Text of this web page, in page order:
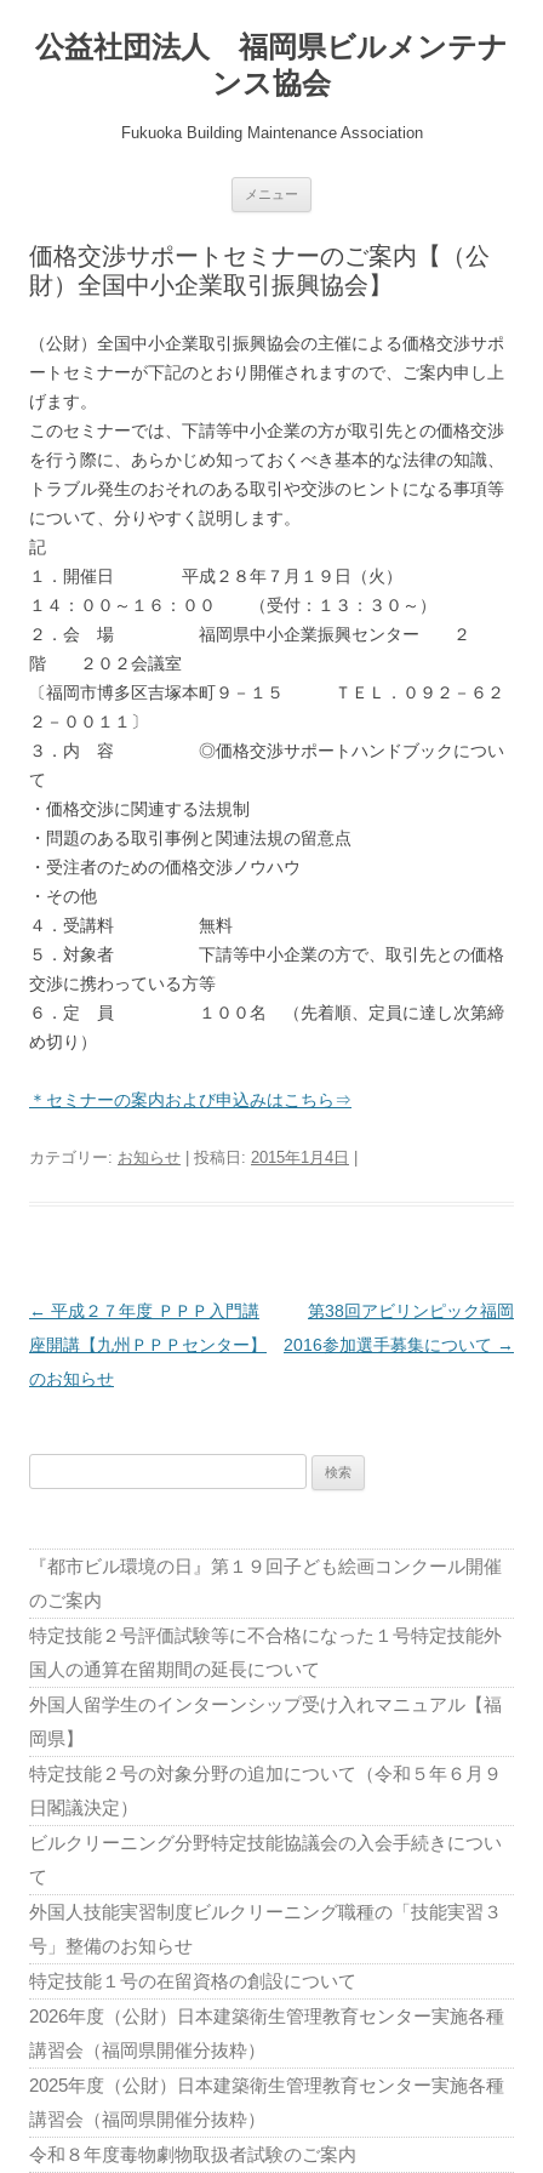
公益社団法人 福岡県ビルメンテナ
ンス協会
Fukuoka Building Maintenance Association
メニュー
ツ
へ
ス
プ
価格交渉サポートセミナーのご案内【（公
財）全国中小企業取引振興協会】
（公財）全国中小企業取引振興協会の主催による価格交渉サポ
ートセミナーが下記のとおり開催されますので、ご案内申し上
げます。
このセミナーでは、下請等中小企業の方が取引先との価格交渉
を行う際に、あらかじめ知っておくべき基本的な法律の知識、
トラブル発生のおそれのある取引や交渉のヒントになる事項等
について、分りやすく説明します。
記
１．開催日 平成２８年７月１９日（火）
１４：００～１６：００ （受付：１３：３０～）
２．会 場 福岡県中小企業振興センター ２
階 ２０２会議室
〔福岡市博多区吉塚本町９－１５ ＴＥＬ．０９２－６２
２－００１１〕
３．内 容 ◎価格交渉サポートハンドブックについ
て
・価格交渉に関連する法規制
・問題のある取引事例と関連法規の留意点
・受注者のための価格交渉ノウハウ
・その他
４．受講料 無料
５．対象者 下請等中小企業の方で、取引先との価格
交渉に携わっている方等
６．定 員 １００名 （先着順、定員に達し次第締
め切り）
＊セミナーの案内および申込みはこちら⇒
カテゴリー: お知らせ | 投稿日: 2015年1月4日
投
稿
ナ
ョ
← 平成２７年度 ＰＰＰ入門講
座開講【九州ＰＰＰセンター】
のお知らせ
第38回アビリンピック福岡
2016参加選手募集について →
『都市ビル環境の日』第１９回子ども絵画コンクール開催
のご案内
特定技能２号評価試験等に不合格になった１号特定技能外
国人の通算在留期間の延長について
外国人留学生のインターンシップ受け入れマニュアル【福
岡県】
特定技能２号の対象分野の追加について（令和５年６月９
日閣議決定）
ビルクリーニング分野特定技能協議会の入会手続きについ
て
外国人技能実習制度ビルクリーニング職種の「技能実習３
号」整備のお知らせ
特定技能１号の在留資格の創設について
2026年度（公財）日本建築衛生管理教育センター実施各種
講習会（福岡県開催分抜粋）
2025年度（公財）日本建築衛生管理教育センター実施各種
講習会（福岡県開催分抜粋）
令和８年度毒物劇物取扱者試験のご案内